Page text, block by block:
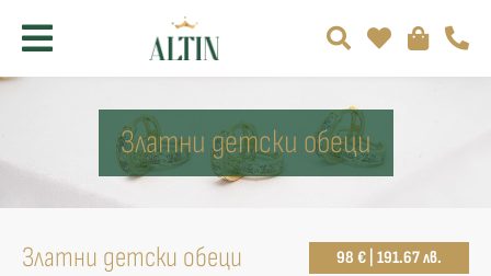
Златни детски обеци
Златни детски обеци 98 € | 191.67 лв.